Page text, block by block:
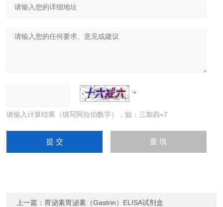
请输入计算结果（填写阿拉伯数字），如：三加四=7
上一篇： 胃泌素胃泌素（Gastrin）ELISA试剂盒